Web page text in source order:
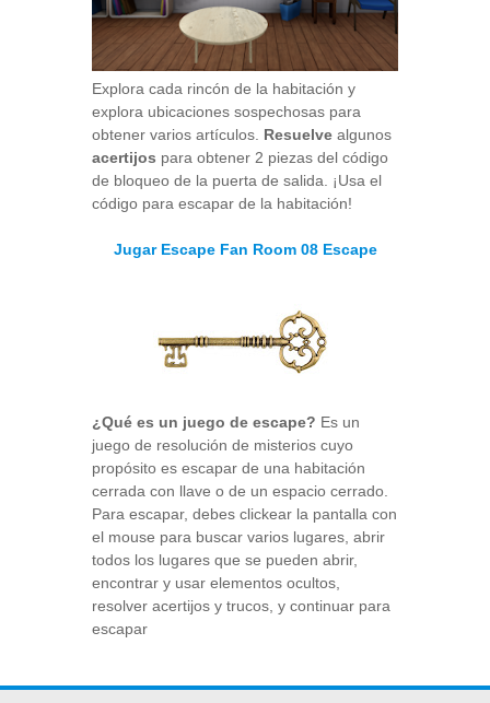
Explora cada rincón de la habitación y
explora ubicaciones sospechosas para
obtener varios artículos. Resuelve algunos
acertijos para obtener 2 piezas del código
de bloqueo de la puerta de salida. ¡Usa el
código para escapar de la habitación!
Jugar Escape Fan Room 08 Escape
¿Qué es un juego de escape? Es un
juego de resolución de misterios cuyo
propósito es escapar de una habitación
cerrada con llave o de un espacio cerrado.
Para escapar, debes clickear la pantalla con
el mouse para buscar varios lugares, abrir
todos los lugares que se pueden abrir,
encontrar y usar elementos ocultos,
resolver acertijos y trucos, y continuar para
escapar